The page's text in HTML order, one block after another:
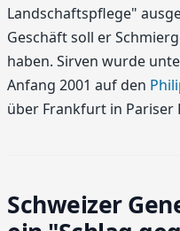
Landschaftspflege"
Geschäft soll er
haben. Sirven wurde
Anfang 2001 auf den
über Frankfurt in Pariser
Schweizer